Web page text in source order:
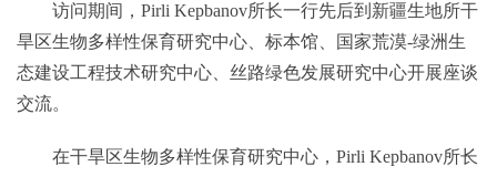
访问期间，Pirli Kepbanov所长一行先后到新疆生地所干
旱区生物多样性保育研究中心、标本馆、国家荒漠-绿洲生
态建设工程技术研究中心、丝路绿色发展研究中心开展座谈
交流。
在干旱区生物多样性保育研究中心，Pirli Kepbanov所长